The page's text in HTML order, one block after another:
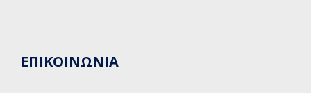
ΕΠΙΚΟΙΝΩΝΙΑ